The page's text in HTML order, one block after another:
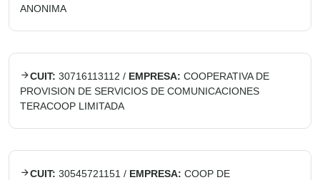
ANONIMA
CUIT: 30716113112 / EMPRESA: COOPERATIVA DE
PROVISION DE SERVICIOS DE COMUNICACIONES
TERACOOP LIMITADA
CUIT: 30545721151 / EMPRESA: COOP DE